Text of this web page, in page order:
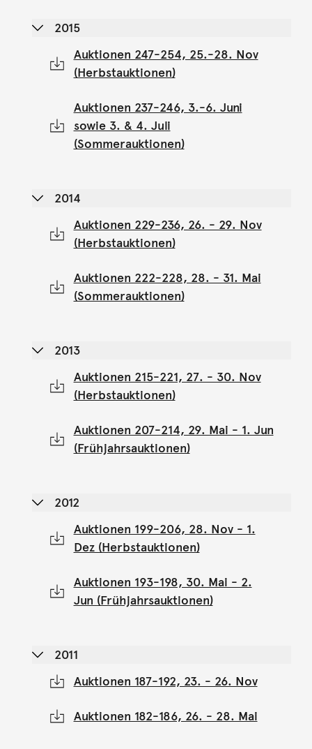
2015
Auktionen 247-254, 25.-28. Nov
(Herbstauktionen)
Auktionen 237-246, 3.-6. Juni
sowie 3. & 4. Juli
(Sommerauktionen)
2014
Auktionen 229-236, 26. - 29. Nov
(Herbstauktionen)
Auktionen 222-228, 28. - 31. Mai
(Sommerauktionen)
2013
Auktionen 215-221, 27. - 30. Nov
(Herbstauktionen)
Auktionen 207-214, 29. Mai - 1. Jun
(Frühjahrsauktionen)
2012
Auktionen 199-206, 28. Nov - 1.
Dez (Herbstauktionen)
Auktionen 193-198, 30. Mai - 2.
Jun (Frühjahrsauktionen)
2011
Auktionen 187-192, 23. - 26. Nov
Auktionen 182-186, 26. - 28. Mai